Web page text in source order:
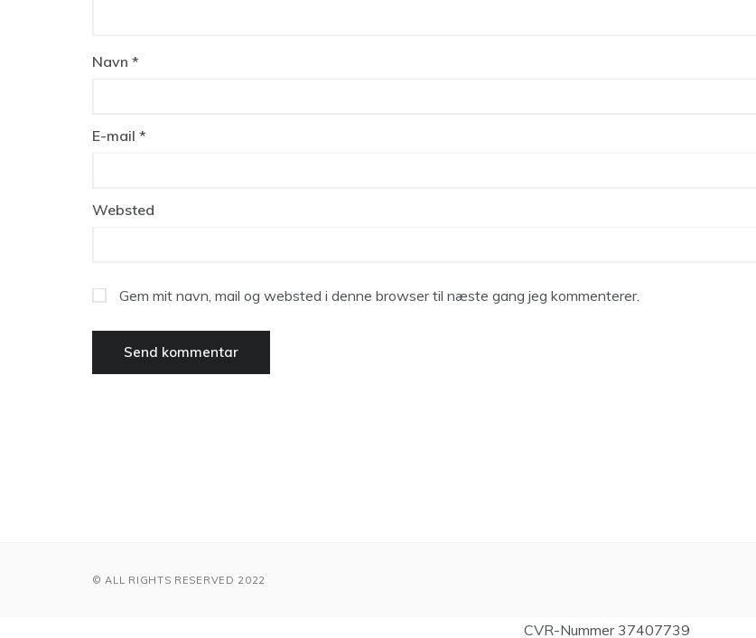
Navn *
E-mail *
Websted
Gem mit navn, mail og websted i denne browser til næste gang jeg kommenterer.
© ALL RIGHTS RESERVED 2022
CVR-Nummer 37407739